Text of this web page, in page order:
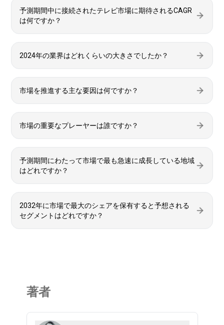
予測期間中に接続されたテレビ市場に期待されるCAGR
は何ですか？
2024年の業界はどれくらいの大きさでしたか？
市場を推進する主な要因は何ですか？
市場の重要なプレーヤーは誰ですか？
予測期間にわたって市場で最も急速に成長している地域
はどれですか？
2032年に市場で最大のシェアを保有すると予想される
セグメントはどれですか？
著者